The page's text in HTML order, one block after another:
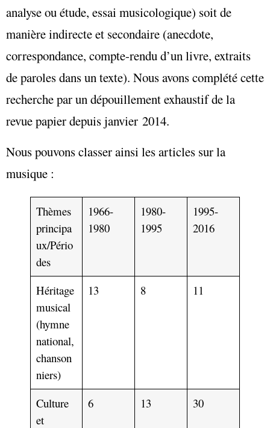
analyse ou étude, essai musicologique) soit de
manière indirecte et secondaire (anecdote,
correspondance, compte-rendu d’un livre, extraits
de paroles dans un texte). Nous avons complété cette
recherche par un dépouillement exhaustif de la
revue papier depuis janvier 2014.
Nous pouvons classer ainsi les articles sur la
musique :
Thèmes
principa
ux/Pério
des
1966-
1980
1980-
1995
1995-
2016
Héritage
musical
(hymne
national,
chanson
niers)
13 8 11
Culture
et
6 13 30